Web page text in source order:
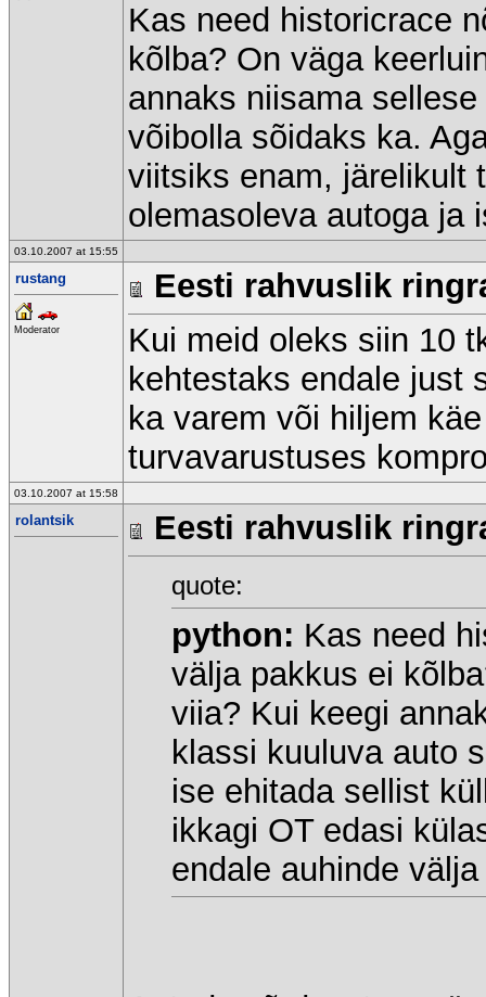
Kas need historicrace
kõlba? On väga
annaks niisama
võibolla sõidaks ka.
viitsiks enam, järelikult
olemasoleva autoga ja
03.10.2007 at 15:55
rustang
Moderator
Eesti rahvuslik
Kui meid oleks siin 10
kehtestaks endale just
ka varem või hiljem
turvavarustuses
03.10.2007 at 15:58
rolantsik Eesti rahvuslik
quote:
python: Kas need
välja pakkus ei
viia? Kui keegi
klassi kuuluva auto
ise ehitada sellist
ikkagi OT edasi
endale auhinde